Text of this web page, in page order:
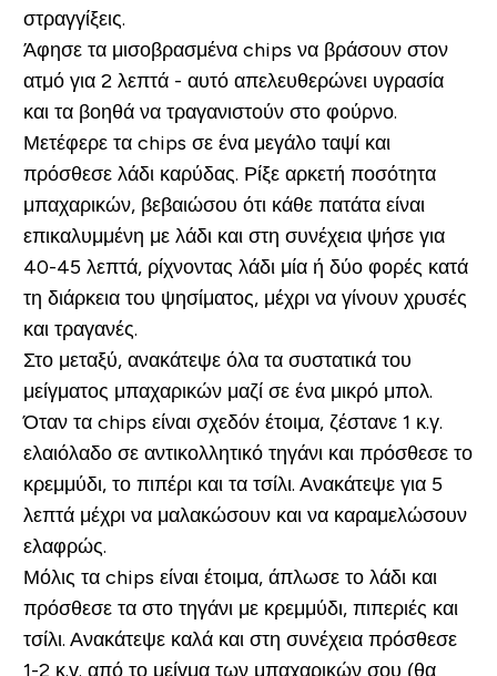
στραγγίξεις.
Άφησε τα μισοβρασμένα chips να βράσουν στον
ατμό για 2 λεπτά - αυτό απελευθερώνει υγρασία
και τα βοηθά να τραγανιστούν στο φούρνο.
Μετέφερε τα chips σε ένα μεγάλο ταψί και
πρόσθεσε λάδι καρύδας. Ρίξε αρκετή ποσότητα
μπαχαρικών, βεβαιώσου ότι κάθε πατάτα είναι
επικαλυμμένη με λάδι και στη συνέχεια ψήσε για
40-45 λεπτά, ρίχνοντας λάδι μία ή δύο φορές κατά
τη διάρκεια του ψησίματος, μέχρι να γίνουν χρυσές
και τραγανές.
Στο μεταξύ, ανακάτεψε όλα τα συστατικά του
μείγματος μπαχαρικών μαζί σε ένα μικρό μπολ.
Όταν τα chips είναι σχεδόν έτοιμα, ζέστανε 1 κ.γ.
ελαιόλαδο σε αντικολλητικό τηγάνι και πρόσθεσε το
κρεμμύδι, το πιπέρι και τα τσίλι. Ανακάτεψε για 5
λεπτά μέχρι να μαλακώσουν και να καραμελώσουν
ελαφρώς.
Μόλις τα chips είναι έτοιμα, άπλωσε το λάδι και
πρόσθεσε τα στο τηγάνι με κρεμμύδι, πιπεριές και
τσίλι. Ανακάτεψε καλά και στη συνέχεια πρόσθεσε
1-2 κ.γ. από το μείγμα των μπαχαρικών σου (θα